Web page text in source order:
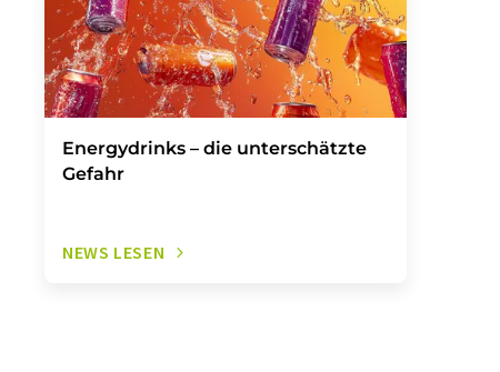
Energydrinks – die unterschätzte
Gefahr
NEWS LESEN